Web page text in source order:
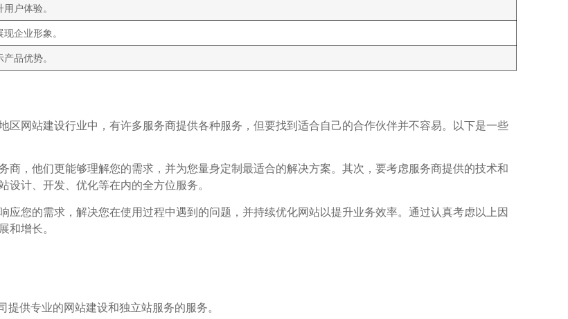
户体验。
企业形象。
品优势。
网站建设行业中，有许多服务商提供各种服务，但要找到适合自己的合作伙伴并不容易。以下是一些
，他们更能够理解您的需求，并为您量身定制最适合的解决方案。其次，要考虑服务商提供的技术和
计、开发、优化等在内的全方位服务。
您的需求，解决您在使用过程中遇到的问题，并持续优化网站以提升业务效率。通过认真考虑以上因
和增长。
供专业的网站建设和独立站服务的服务。